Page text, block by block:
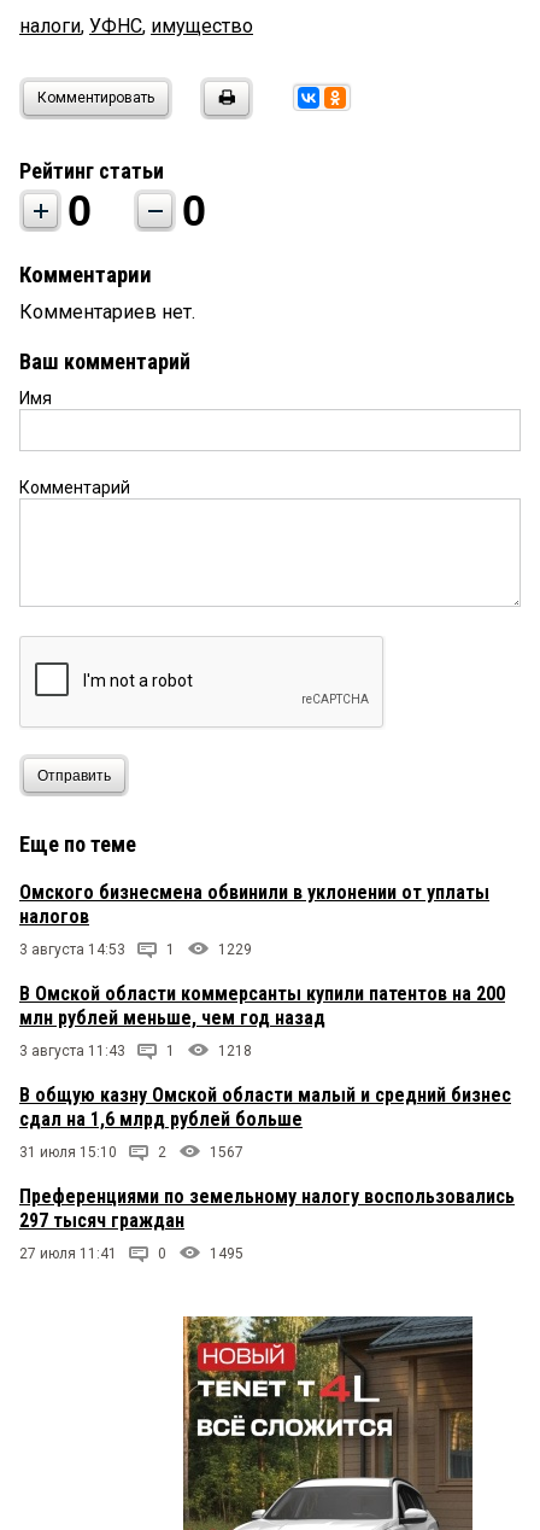
налоги, УФНС, имущество
Комментировать
Рейтинг статьи
0 0
Комментарии
Комментариев нет.
Ваш комментарий
Имя
Комментарий
Отправить
Еще по теме
Омского бизнесмена обвинили в уклонении от уплаты
налогов
3 августа 14:53 1 1229
В Омской области коммерсанты купили патентов на 200
млн рублей меньше, чем год назад
3 августа 11:43 1 1218
В общую казну Омской области малый и средний бизнес
сдал на 1,6 млрд рублей больше
31 июля 15:10 2 1567
Преференциями по земельному налогу воспользовались
297 тысяч граждан
27 июля 11:41 0 1495